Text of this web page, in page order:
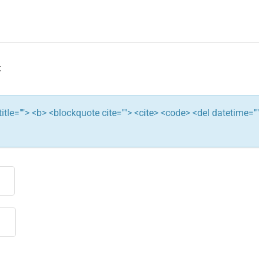
<b> <blockquote cite=""> <cite> <code> <del